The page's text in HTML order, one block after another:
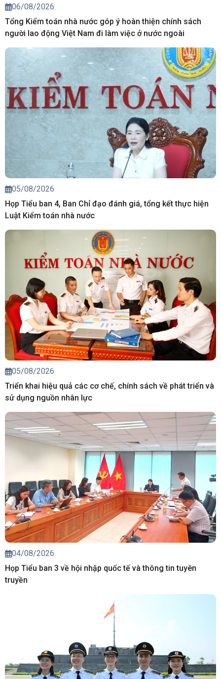
06/08/2026
Tổng Kiểm toán nhà nước góp ý hoàn thiện chính sách
người lao động Việt Nam đi làm việc ở nước ngoài
05/08/2026
Họp Tiểu ban 4, Ban Chỉ đạo đánh giá, tổng kết thực hiện
Luật Kiểm toán nhà nước
05/08/2026
Triển khai hiệu quả các cơ chế, chính sách về phát triển và
sử dụng nguồn nhân lực
04/08/2026
Họp Tiểu ban 3 về hội nhập quốc tế và thông tin tuyên
truyền